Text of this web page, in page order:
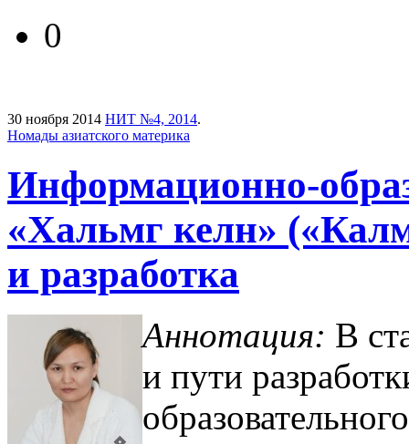
0
30 ноября 2014 НИТ №4, 2014.
Номады азиатского материка
Информационно-
«Хальмг келн»
и разработка
Аннотация: В
и пути